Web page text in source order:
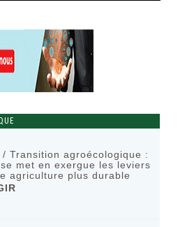
/ Transition agroécologique :
met en exergue les leviers
agriculture plus durable